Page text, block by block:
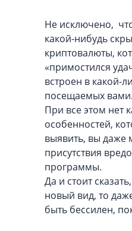
Не исключено,
какой-нибудь
криптовалюты,
«примостился
встроен в какой-
посещаемых вами.
При все этом нет
особенностей,
выявить, вы даже
присутствия
программы.
Да и стоит
новый вид, то
быть бессилен,